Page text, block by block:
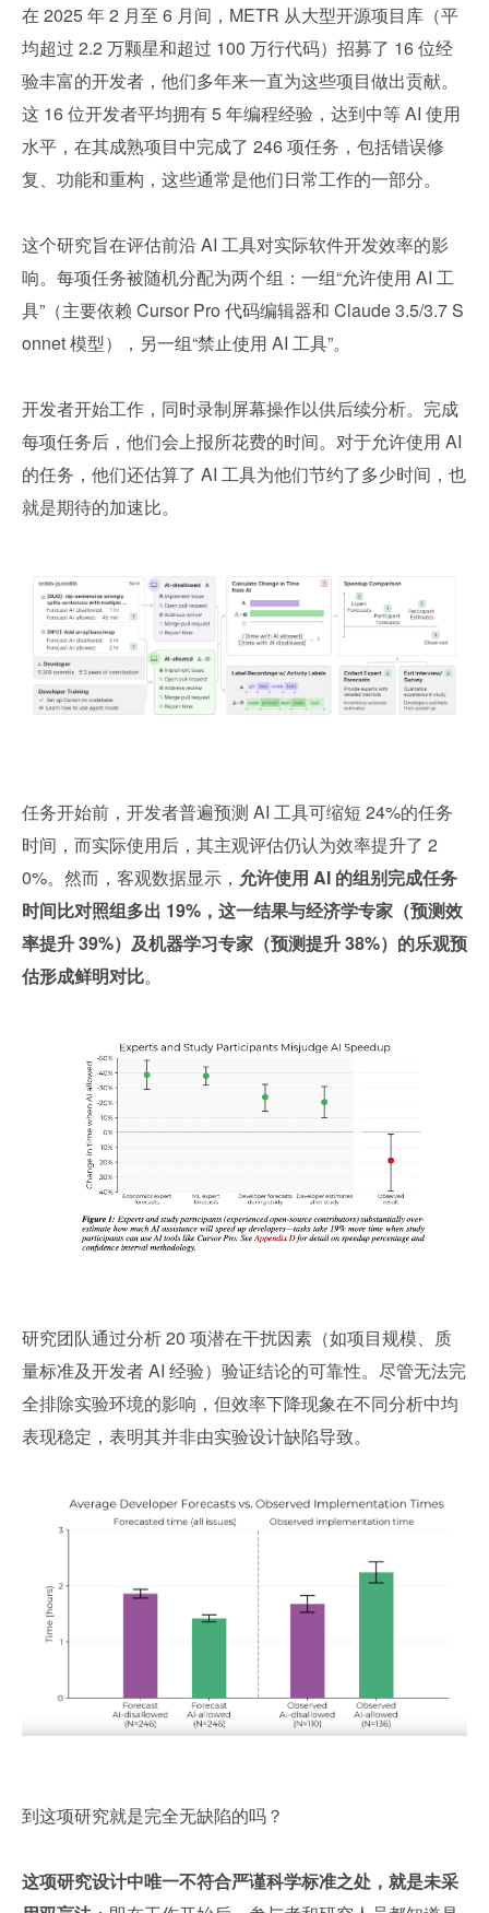
在 2025 年 2 月至 6 月间，METR 从大型开源项目库（平
均超过 2.2 万颗星和超过 100 万行代码）招募了 16 位经
验丰富的开发者，他们多年来一直为这些项目做出贡献。
这 16 位开发者平均拥有 5 年编程经验，达到中等 AI 使用
水平，在其成熟项目中完成了 246 项任务，包括错误修
复、功能和重构，这些通常是他们日常工作的一部分。
这个研究旨在评估前沿 AI 工具对实际软件开发效率的影
响。每项任务被随机分配为两个组：一组“允许使用 AI 工
具”（主要依赖 Cursor Pro 代码编辑器和 Claude 3.5/3.7 S
onnet 模型），另一组“禁止使用 AI 工具”。
开发者开始工作，同时录制屏幕操作以供后续分析。完成
每项任务后，他们会上报所花费的时间。对于允许使用 AI
的任务，他们还估算了 AI 工具为他们节约了多少时间，也
就是期待的加速比。
任务开始前，开发者普遍预测 AI 工具可缩短 24%的任务
时间，而实际使用后，其主观评估仍认为效率提升了 2
0%。然而，客观数据显示， 允许使用 AI 的组别完成任务
时间比对照组多出 19%，这一结果与经济学专家（预测效
率提升 39%）及机器学习专家（预测提升 38%）的乐观预
估形成鲜明对比。
研究团队通过分析 20 项潜在干扰因素（如项目规模、质
量标准及开发者 AI 经验）验证结论的可靠性。尽管无法完
全排除实验环境的影响，但效率下降现象在不同分析中均
表现稳定，表明其并非由实验设计缺陷导致。
到这项研究就是完全无缺陷的吗？
这项研究设计中唯一不符合严谨科学标准之处，就是未采